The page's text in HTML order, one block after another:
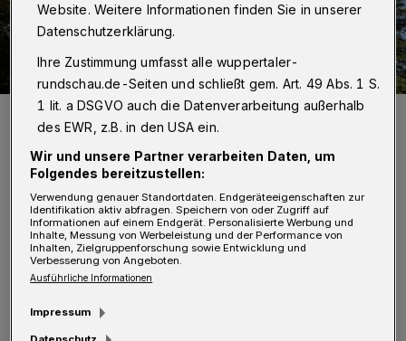
Der Wasserturm Lichtscheid ist 58 Meter hoch.
Foto: WSW
M it seinen 1.500 Kubikmetern
Fassungsvermögen in zwei Kammern
stellt der Turm die Wasserversorgung auf
Lichtscheid, in Ronsdorf und Teilen
Website. Weitere Informationen finden Sie in unserer
Datenschutzerklärung.
Ihre Zustimmung umfasst alle wuppertaler-
rundschau.de-Seiten und schließt gem. Art. 49 Abs. 1 S.
1 lit. a DSGVO auch die Datenverarbeitung außerhalb
des EWR, z.B. in den USA ein.
Wir und unsere Partner verarbeiten Daten, um
Folgendes bereitzustellen:
Verwendung genauer Standortdaten. Endgeräteeigenschaften zur
Identifikation aktiv abfragen. Speichern von oder Zugriff auf
Informationen auf einem Endgerät. Personalisierte Werbung und
Inhalte, Messung von Werbeleistung und der Performance von
Inhalten, Zielgruppenforschung sowie Entwicklung und
Verbesserung von Angeboten.
Ausführliche Informationen
Impressum